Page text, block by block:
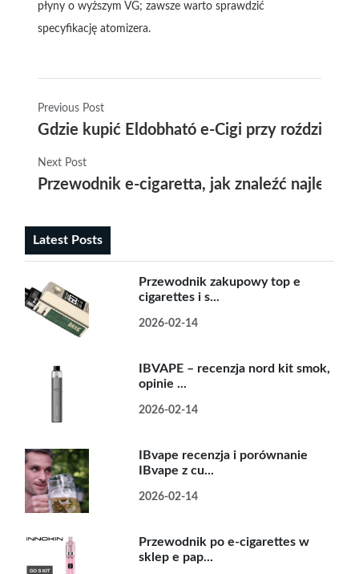
płyny o wyższym VG; zawsze warto sprawdzić
specyfikację atomizera.
Previous Post
Gdzie kupić Eldobható e-Cigi przy
Next Post
Przewodnik e-cigaretta, jak znaleźć
Latest Posts
Przewodnik zakupowy top e
cigarettes i s...
2026-02-14
IBVAPE – recenzja nord kit smok,
opinie ...
2026-02-14
IBvape recenzja i porównanie
IBvape z cu...
2026-02-14
Przewodnik po e-cigarettes w
sklep e pap...